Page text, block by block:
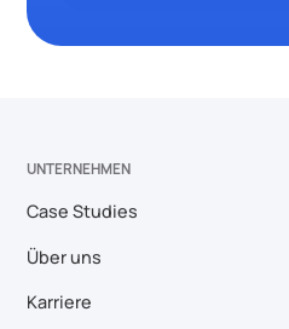
UNTERNEHMEN
Case Studies
Über uns
Karriere